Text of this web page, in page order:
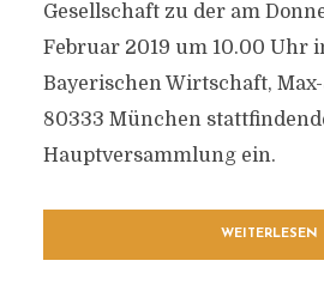
Gesellschaft zu der am
Februar 2019 um 10.00 Uhr
Bayerischen Wirtschaft,
80333 München
Hauptversammlung ein.
WEITERLESEN